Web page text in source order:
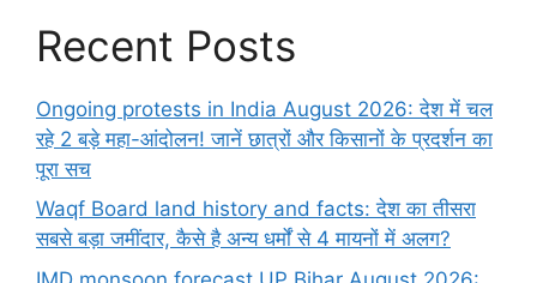
Recent Posts
Ongoing protests in India August 2026: देश में चल
रहे 2 बड़े महा-आंदोलन! जानें छात्रों और किसानों के प्रदर्शन का
पूरा सच
Waqf Board land history and facts: देश का तीसरा
सबसे बड़ा जमींदार, कैसे है अन्य धर्मों से 4 मायनों में अलग?